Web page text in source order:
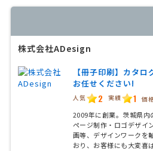
株式会社ADesign
【冊子印刷】カタ
お任せください!
人気 2 実績 1 価
2009年に創業。茨城県
ページ制作・ロゴデザイ
画等、デザインワークを
おり、お客様にも大変喜